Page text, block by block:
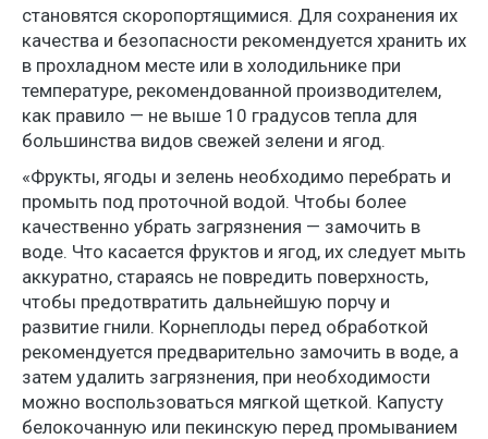
становятся скоропортящимися. Для сохранения их
качества и безопасности рекомендуется хранить их
в прохладном месте или в холодильнике при
температуре, рекомендованной производителем,
как правило — не выше 10 градусов тепла для
большинства видов свежей зелени и ягод.
«Фрукты, ягоды и зелень необходимо перебрать и
промыть под проточной водой. Чтобы более
качественно убрать загрязнения — замочить в
воде. Что касается фруктов и ягод, их следует мыть
аккуратно, стараясь не повредить поверхность,
чтобы предотвратить дальнейшую порчу и
развитие гнили. Корнеплоды перед обработкой
рекомендуется предварительно замочить в воде, а
затем удалить загрязнения, при необходимости
можно воспользоваться мягкой щеткой. Капусту
белокочанную или пекинскую перед промыванием